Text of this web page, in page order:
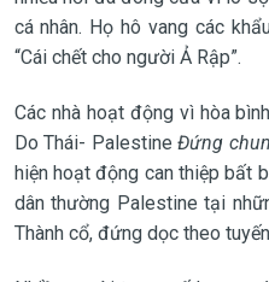
cá nhân. Họ hô vang các
“Cái chết cho người Ả Rập”.
Các nhà hoạt động vì hòa
Do Thái- PalestineĐứng
hiện hoạt động can thiệp bất
dân thường Palestine tại
Thành cổ, đứng dọc theo